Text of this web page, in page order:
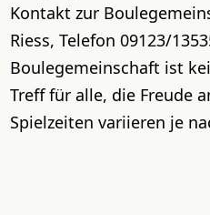
Kontakt zur
Riess, Telefon 09123/
Boulegemeinschaft ist
Treff für alle, die Freude
Spielzeiten variieren je